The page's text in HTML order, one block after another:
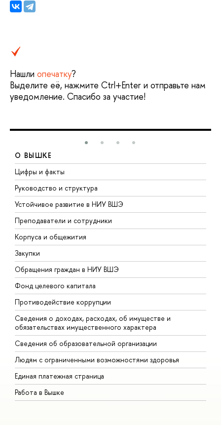
Нашли опечатку?
Выделите её, нажмите Ctrl+Enter и отправьте нам
уведомление. Спасибо за участие!
О ВЫШКЕ
Цифры и факты
Руководство и структура
Устойчивое развитие в НИУ ВШЭ
Преподаватели и сотрудники
Корпуса и общежития
Закупки
Обращения граждан в НИУ ВШЭ
Фонд целевого капитала
Противодействие коррупции
Сведения о доходах, расходах, об имуществе и
обязательствах имущественного характера
Сведения об образовательной организации
Людям с ограниченными возможностями здоровья
Единая платежная страница
Работа в Вышке